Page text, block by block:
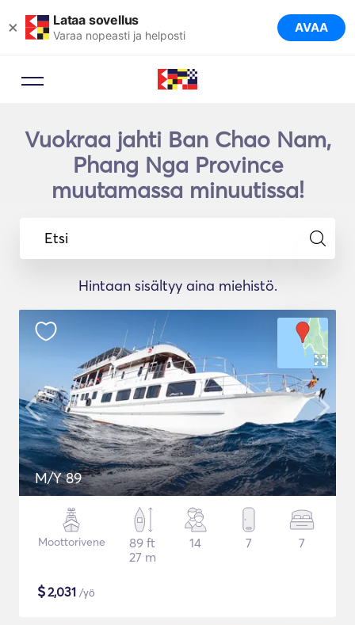
× Lataa sovellus
Varaa nopeasti ja helposti AVAA
Vuokraa jahti Ban Chao Nam,
Phang Nga Province
muutamassa minuutissa!
Etsi
Hintaan sisältyy aina miehistö.
M/Y 89
Moottorivene
89 ft
27 m
14 7 7
$2,031 /yö